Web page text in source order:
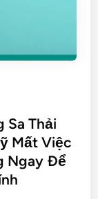
Sa Thải
Mất Việc
Ngay Để